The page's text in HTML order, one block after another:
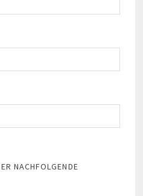
NACHFOLGENDE